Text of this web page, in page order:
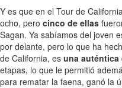
Y es que en el Tour de
ocho, pero cinco de ellas
Sagan. Ya sabíamos del joven
por delante, pero lo que ha
de California, es una
etapas, lo que le permitió
para rematar la faena, ganó la